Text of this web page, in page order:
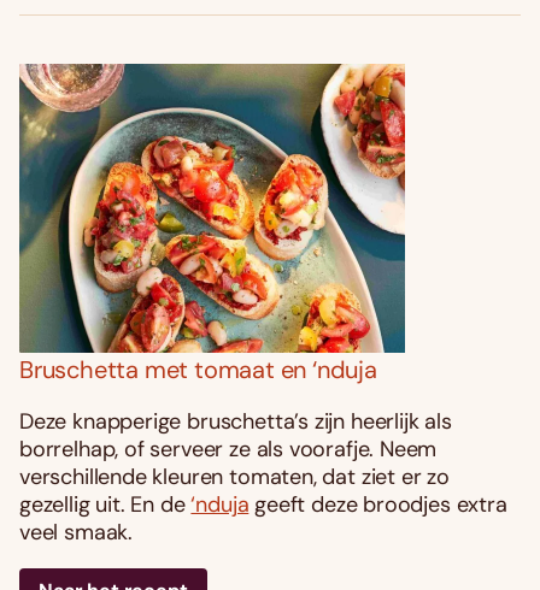
Bruschetta met tomaat en ‘nduja
Deze knapperige bruschetta’s zijn heerlijk als
borrelhap, of serveer ze als voorafje. Neem
verschillende kleuren tomaten, dat ziet er zo
gezellig uit. En de‘nduja geeft deze broodjes extra
veel smaak.